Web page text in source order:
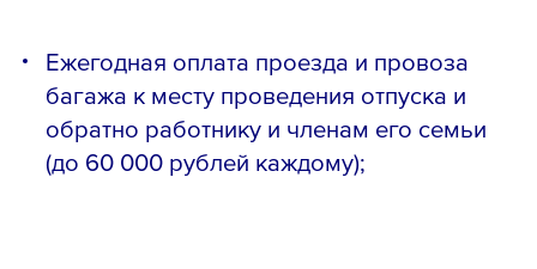
Ежегодная оплата проезда и провоза
багажа к месту проведения отпуска и
обратно работнику и членам его семьи
(до 60 000 рублей каждому);